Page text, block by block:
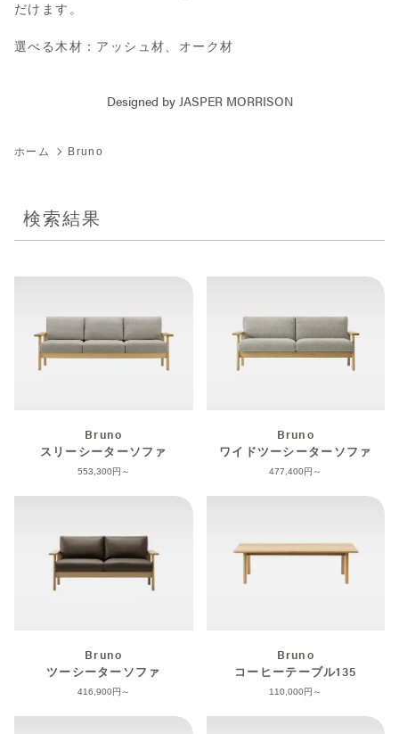
だけます。
選べる木材：アッシュ材、オーク材
Designed by JASPER MORRISON
ホーム Bruno
検索結果
Bruno
スリーシーターソファ
553,300
Bruno
ワイドツーシーターソファ
477,400
Bruno
ツーシーターソファ
416,900
Bruno
コーヒーテーブル135
110,000